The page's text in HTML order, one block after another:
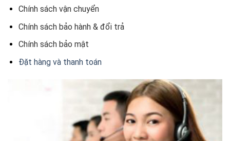
Chính sách vận chuyển
Chính sách bảo hành & đổi trả
Chính sách bảo mật
Đặt hàng và thanh toán